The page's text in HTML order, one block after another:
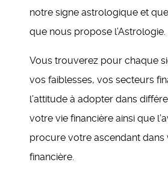
notre signe astrologique et
que nous propose l’Astrologie.
Vous trouverez pour chaque
vos faiblesses, vos secteurs
l’attitude à adopter dans
votre vie financière ainsi que
procure votre ascendant
financière.